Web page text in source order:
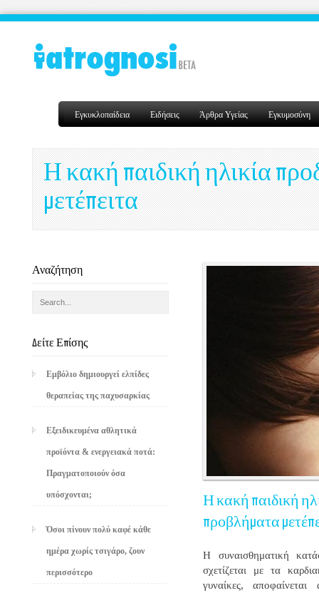
Εγκυκλοπαίδεια Ειδήσεις Άρθρα Υγείας Εγκυμοσύνη
Η κακή παιδική ηλικία
μετέπειτα
Αναζήτηση
Δείτε Επίσης
Εμβόλιο δημιουργεί ελπίδες
θεραπείας της παχυσαρκίας
Εξειδικευμένα αθλητικά
προϊόντα & ενεργειακά ποτά:
Πραγματοποιούν όσα
υπόσχονται;
Όσοι πίνουν πολύ καφέ κάθε
ημέρα χωρίς τσιγάρο, ζουν
περισσότερο
Η κακή παιδική
προβλήματα
Η συναισθηματική
σχετίζεται με τα
γυναίκες,